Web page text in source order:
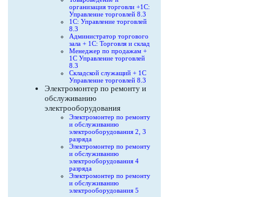
организация торговли +1С:
Управление торговлей 8.3
1С: Управление торговлей
8.3
Администратор торгового
зала + 1С: Торговля и склад
Менеджер по продажам +
1С Управление торговлей
8.3
Складской служащий + 1С
Управление торговлей 8.3
Электромонтер по ремонту и
обслуживанию
электрооборудования
Электромонтер по ремонту
и обслуживанию
электрооборудования 2, 3
разряда
Электромонтер по ремонту
и обслуживанию
электрооборудования 4
разряда
Электромонтер по ремонту
и обслуживанию
электрооборудования 5